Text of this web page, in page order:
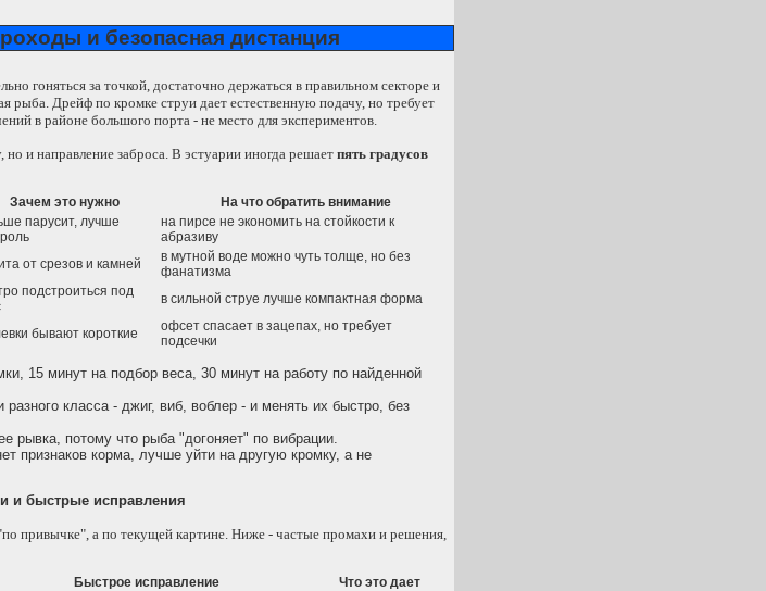
и безопасная дистанция
гоняться за точкой, достаточно держаться в правильном секторе и
рыба. Дрейф по кромке струи дает естественную подачу, но требует
в районе большого порта - не место для экспериментов.
но и направление заброса. В эстуарии иногда решает пять градусов
Зачем это нужно
На что обратить внимание
парусит, лучше
на пирсе не экономить на стойкости к
абразиву
от срезов и камней
в мутной воде можно чуть толще, но без
фанатизма
подстроиться под
в сильной струе лучше компактная форма
бывают короткие
офсет спасает в зацепах, но требует
подсечки
15 минут на подбор веса, 30 минут на работу по найденной
класса - джиг, виб, воблер - и менять их быстро, без
рывка, потому что рыба "догоняет" по вибрации.
признаков корма, лучше уйти на другую кромку, а не
и быстрые исправления
привычке", а по текущей картине. Ниже - частые промахи и решения,
Быстрое исправление
Что это дает